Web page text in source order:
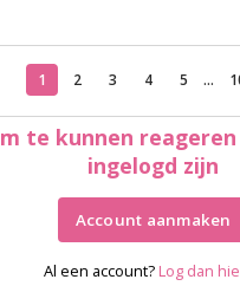
1 2 3 4 5 ...
te kunnen
ingelogd zijn
Account aanmaken
Al een account? Log dan